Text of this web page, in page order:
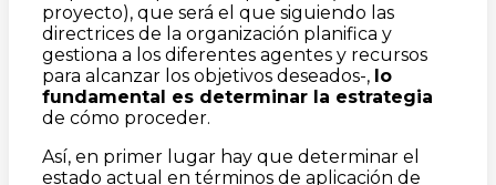
proyecto), que será el que siguiendo las
directrices de la organización planifica y
gestiona a los diferentes agentes y recursos
para alcanzar los objetivos deseados-, lo
fundamental es determinar la estrategia
de cómo proceder.
Así, en primer lugar hay que determinar el
estado actual en términos de aplicación de